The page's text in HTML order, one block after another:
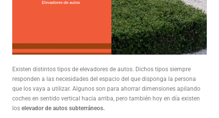
Existen distintos tipos de elevadores de autos. Dichos tipos siempre
responden a las necesidades del espacio del que disponga la persona
que los vaya a utilizar. Algunos son para ahorrar dimensiones apilando
coches en sentido vertical hacia arriba, pero también hoy en día existen
los elevador de autos subterráneos.